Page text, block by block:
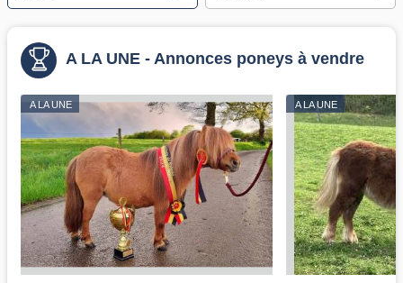
A LA UNE - Annonces poneys à vendre
A LA UNE A LA UNE